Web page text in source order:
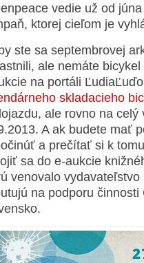
vedie už od
ktorej cieľom je
ste sa septembrovej
ale nemáte
na portáli
skladacieho
ale rovno na
A ak budete mať
a prečítať si k
sa do e-aukcie
venovalo vydavateľstvo
na podporu